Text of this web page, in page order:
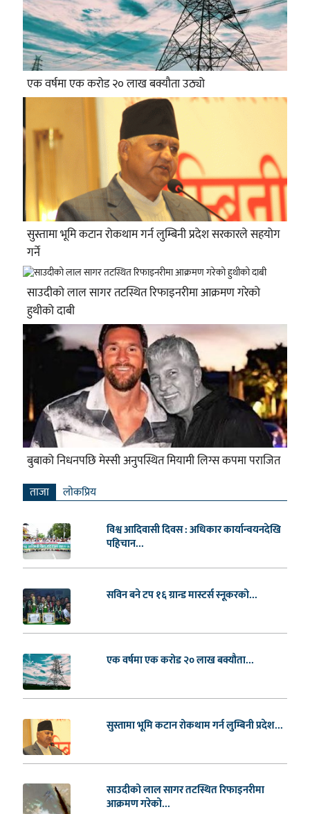
एक वर्षमा एक करोड २० लाख बक्यौता उठ्यो
सुस्तामा भूमि कटान रोकथाम गर्न लुम्बिनी प्रदेश सरकारले सहयोग
गर्ने
साउदीको लाल सागर तटस्थित रिफाइनरीमा आक्रमण गरेको
हुथीको दाबी
बुबाको निधनपछि मेस्सी अनुपस्थित मियामी लिग्स कपमा पराजित
ताजा लाेकप्रिय
विश्व आदिवासी दिवस : अधिकार कार्यान्वयनदेखि
पहिचान...
सविन बने टप १६ ग्रान्ड मास्टर्स स्नूकरको...
एक वर्षमा एक करोड २० लाख बक्यौता...
सुस्तामा भूमि कटान रोकथाम गर्न लुम्बिनी प्रदेश...
साउदीको लाल सागर तटस्थित रिफाइनरीमा
आक्रमण गरेको...